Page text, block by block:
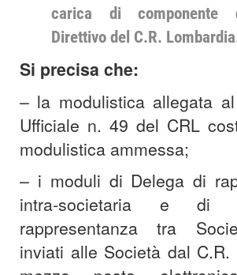
carica di componente
Direttivo del C.R.
Si precisa che:
– la modulistica allegata
Ufficiale n. 49 del CRL
modulistica ammessa;
– i moduli di Delega di
intra-societaria e di
rappresentanza tra
inviati alle Società dal C.R.